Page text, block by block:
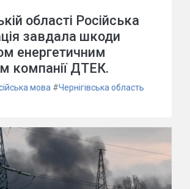
області Російська
завдала шкоди
енергетичним
компанії ДТЕК.
мова #Чернігівська область